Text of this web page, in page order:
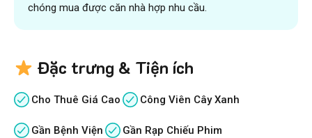
chóng mua được căn nhà hợp nhu cầu.
Đặc trưng & Tiện ích
Cho Thuê Giá Cao Công Viên Cây Xanh
Gần Bệnh Viện Gần Rạp Chiếu Phim